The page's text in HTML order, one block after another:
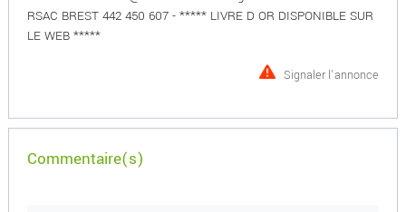
RSAC BREST 442 450 607 - ***** LIVRE D OR DISPONIBLE SUR
LE WEB *****
Signaler l'annonce
Commentaire(s)